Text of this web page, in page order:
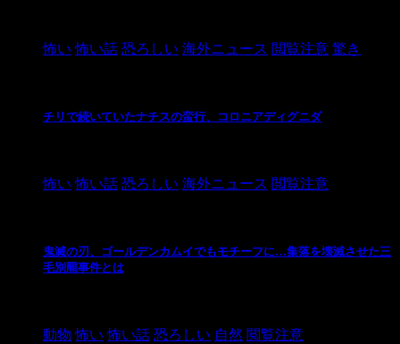
怖い 怖い話 恐ろしい 海外ニュース 閲覧注意 驚き
チリで続いていたナチスの蛮行、コロニアディグニダ
怖い 怖い話 恐ろしい 海外ニュース 閲覧注意
鬼滅の刃、ゴールデンカムイでもモチーフに…集落を壊滅させた三
毛別羆事件とは
動物 怖い 怖い話 恐ろしい 自然 閲覧注意